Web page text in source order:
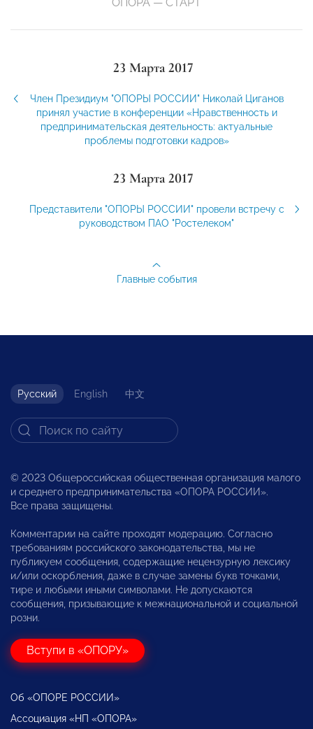
23 Марта 2017
Член Президиум "ОПОРЫ РОССИИ" Николай Циганов
принял участие в конференции «Нравственность и
предпринимательская деятельность: актуальные
проблемы подготовки кадров»
23 Марта 2017
Представители "ОПОРЫ РОССИИ" провели встречу с
руководством ПАО "Ростелеком"
Главные события
Русский English 中文
© 2023 Общероссийская общественная организация малого
и среднего предпринимательства «ОПОРА РОССИИ».
Все права защищены.
Комментарии на сайте проходят модерацию. Согласно
требованиям российского законодательства, мы не
публикуем сообщения, содержащие нецензурную лексику
и/или оскорбления, даже в случае замены букв точками,
тире и любыми иными символами. Не допускаются
сообщения, призывающие к межнациональной и социальной
розни.
Вступи в «ОПОРУ»
Об «ОПОРЕ РОССИИ»
Ассоциация «НП «ОПОРА»